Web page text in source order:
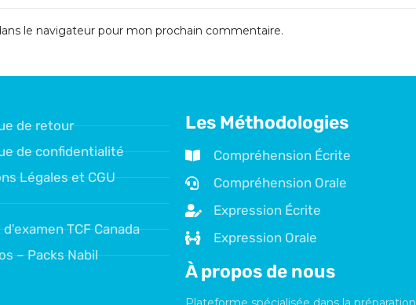
le navigateur pour mon prochain commentaire.
de retour
de confidentialité
Légales et CGU
TCF Canada
– Packs Nabil
Les Méthodologies
Compréhension Écrite
Compréhension Orale
Expression Écrite
Expression Orale
À propos de nous